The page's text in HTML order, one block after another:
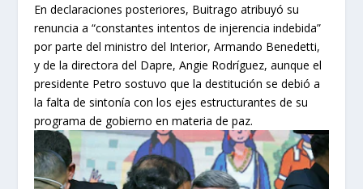
En declaraciones posteriores, Buitrago atribuyó su
renuncia a “constantes intentos de injerencia indebida”
por parte del ministro del Interior, Armando Benedetti,
y de la directora del Dapre, Angie Rodríguez, aunque el
presidente Petro sostuvo que la destitución se debió a
la falta de sintonía con los ejes estructurantes de su
programa de gobierno en materia de paz.